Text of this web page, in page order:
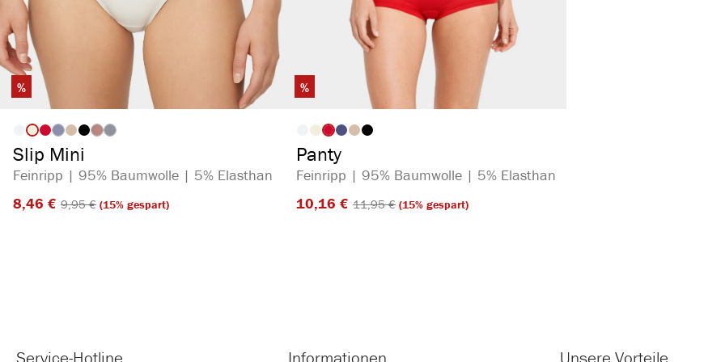
%
Artikelfarbeauswählen
(Diese Option ist zurzeit nicht verfügbar.)
(Diese Option ist zurzeit nicht verfügbar.)
(Diese Option ist zurzeit nicht verfügbar.)
Slip Mini
Feinripp | 95% Baumwolle | 5% Elasthan
8,46 €​ 9,95 €​ (15% gespart)
%
Artikelfarbe
Panty
Feinripp | 95% Baumwolle | 5% Elasthan
10,16 €​ 11,95 €​ (15% gespart)